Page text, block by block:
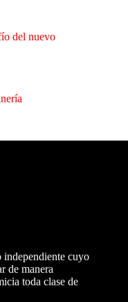
del nuevo
independiente cuyo
de manera
toda clase de